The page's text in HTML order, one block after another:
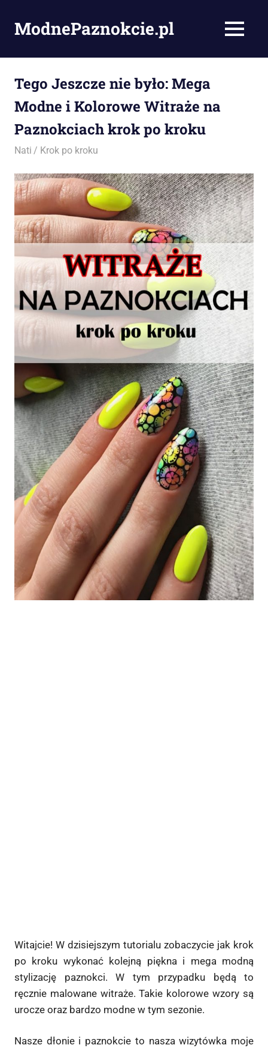
contentModnePaznokcie.pl
–
artykuły,
zdjęcia
i
MENU
Tego Jeszcze nie było: Mega
Modne i Kolorowe Witraże na
Paznokciach krok po kroku
23/03/2017
Nati Krok po kroku
Witajcie! W dzisiejszym tutorialu zobaczycie jak krok
po kroku wykonać kolejną piękna i mega modną
stylizację paznokci. W tym przypadku będą to
ręcznie malowane witraże. Takie kolorowe wzory są
urocze oraz bardzo modne w tym sezonie.
Nasze dłonie i paznokcie to nasza wizytówka moje